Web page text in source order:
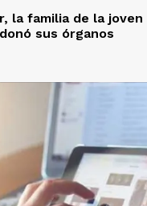
la familia de la
sus órganos